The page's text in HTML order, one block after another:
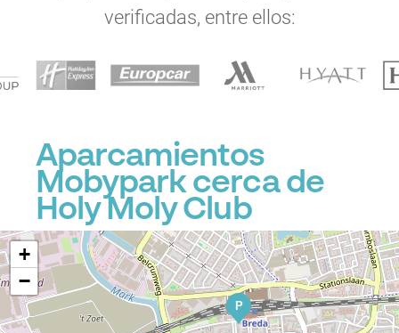
verificadas, entre ellos:
Aparcamientos
Mobypark cerca de
Holy Moly Club
P
+
−